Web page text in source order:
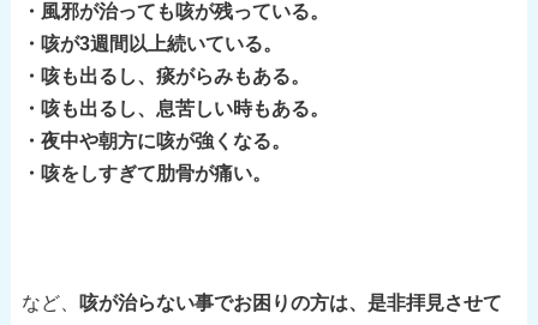
・風邪が治っても咳が残っている。
・咳が3週間以上続いている。
・咳も出るし、痰がらみもある。
・咳も出るし、息苦しい時もある。
・夜中や朝方に咳が強くなる。
・咳をしすぎて肋骨が痛い。
など、
咳が治らない事でお困りの方は、是非拝見させて